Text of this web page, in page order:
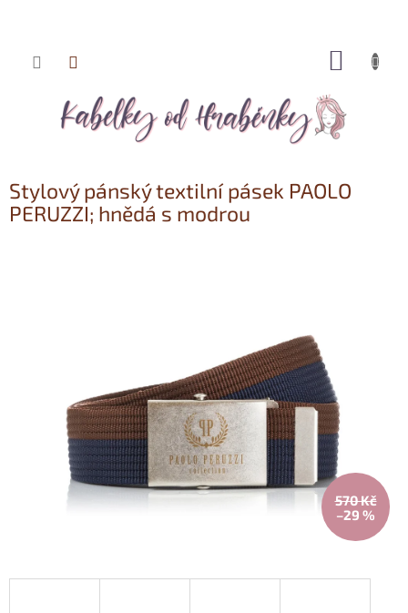
Přejít
Stylový pánský textilní pásek PAOLO
PERUZZI; hnědá s modrou
570 Kč
–29 %